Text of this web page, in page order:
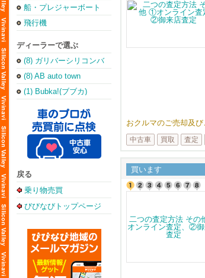
船・プレジャーボート
飛行機
ディーラーで選ぶ
(8) ガリバーシリコンバ
レー店
(8) AB auto town
(1) Bubka!(ブブカ)
戻る
乗り物売買
びびなびトップページ
おクルマのご売却及
中古車 買取 査定
買います